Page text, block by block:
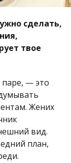
сделать,
твое
— это
Жених
вид.
план,